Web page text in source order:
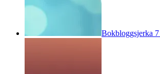
Bokbloggsjerka